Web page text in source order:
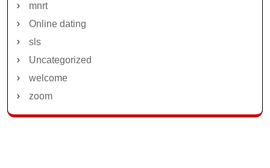
mnrt
Online dating
sls
Uncategorized
welcome
zoom